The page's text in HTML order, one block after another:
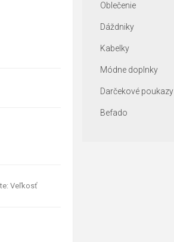
Veľkosť
Oblečenie
Dáždniky
Kabelky
Módne doplnky
Darčekové poukazy
Befado